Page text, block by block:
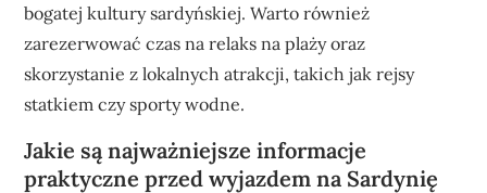
bogatej kultury sardyńskiej. Warto również
zarezerwować czas na relaks na plaży oraz
skorzystanie z lokalnych atrakcji, takich jak rejsy
statkiem czy sporty wodne.
Jakie są najważniejsze informacje
praktyczne przed wyjazdem na Sardynię